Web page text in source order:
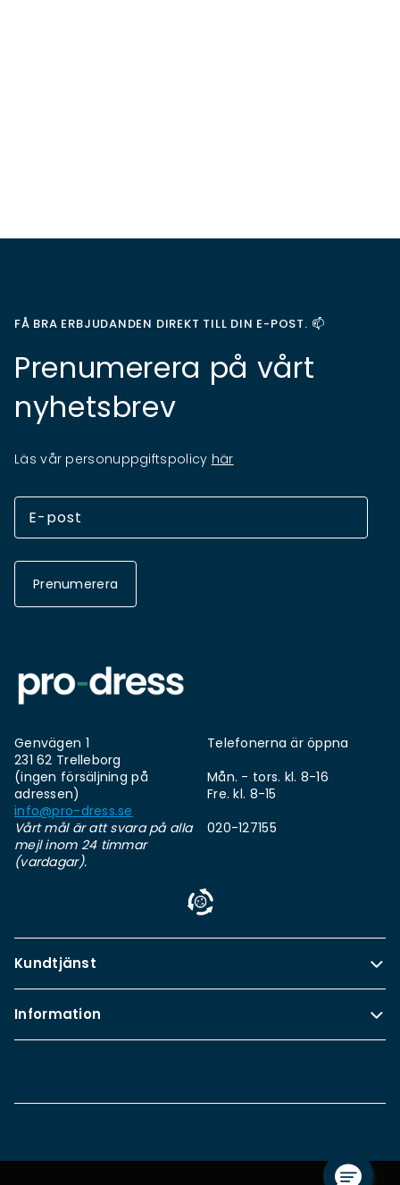
FÅ BRA ERBJUDANDEN DIREKT TILL DIN E-POST. 📫
Prenumerera på vårt
nyhetsbrev
Läs vår personuppgiftspolicy här
Prenumerera
Genvägen 1
231 62 Trelleborg
(ingen försäljning på
adressen)
info@pro-dress.se
Vårt mål är att svara på alla
mejl inom 24 timmar
(vardagar).
Telefonerna är öppna
Mån. - tors. kl. 8-16
Fre. kl. 8-15
020-127155
Kundtjänst
Information